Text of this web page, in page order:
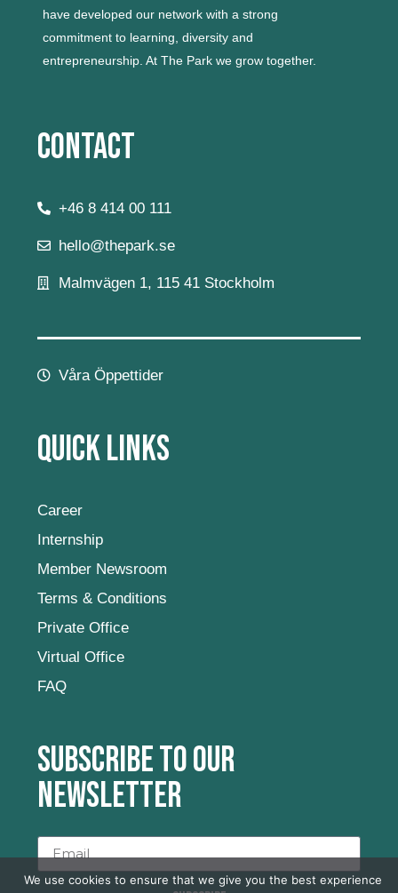
have developed our network with a strong
commitment to learning, diversity and
entrepreneurship. At The Park we grow together.
Contact
+46 8 414 00 111
hello@thepark.se
Malmvägen 1, 115 41 Stockholm
Våra Öppettider
Quick Links
Career
Internship
Member Newsroom
Terms & Conditions
Private Office
Virtual Office
FAQ
Subscribe to our
newsletter
We use cookies to ensure that we give you the best experience